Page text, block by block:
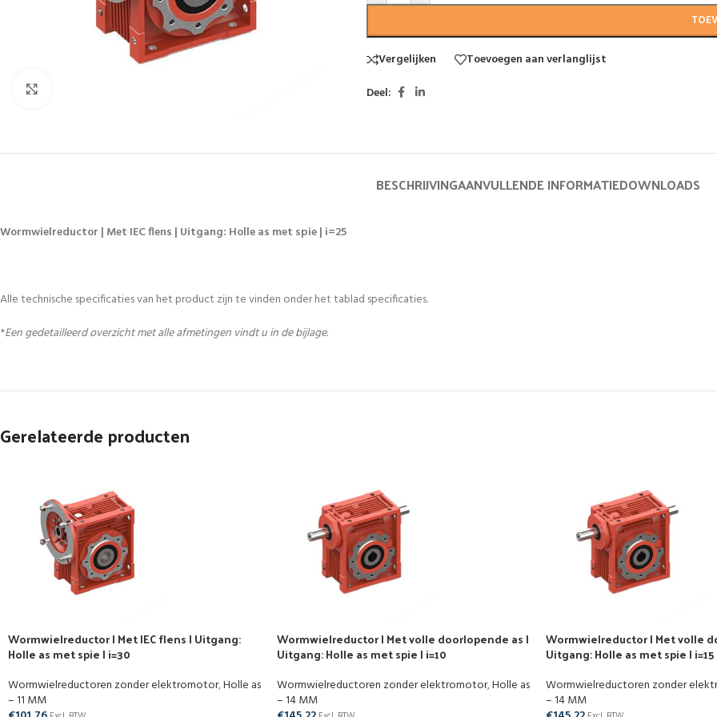
Vergelijken
Toevoegen aan verlanglijst
Deel:
BESCHRIJVINGAANVULLENDE INFORMATIEDOWNLOADS
Wormwielreductor | Met IEC flens | Uitgang: Holle as met spie | i=25
Alle technische specificaties van het product zijn te vinden onder het tablad specificaties.
*Een gedetailleerd overzicht met alle afmetingen vindt u in de bijlage.
Gerelateerde producten
Wormwielreductor | Met IEC flens | Uitgang:
Holle as met spie | i=30
Wormwielreductoren zonder elektromotor,Holle as
– 11 MM
Wormwielreductor | Met volle doorlopende as |
Uitgang: Holle as met spie | i=10
Wormwielreductoren zonder elektromotor,Holle as
– 14 MM
Wormwielreductor | Met volle
Uitgang: Holle as met spie | i=15
Wormwielreductoren zonder
– 14 MM